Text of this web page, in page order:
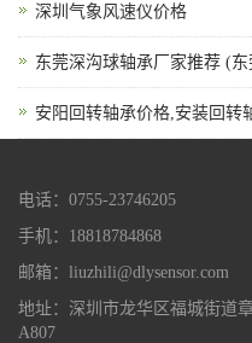
深圳气象风速仪价格
东莞深沟球轴承厂家推荐 (
安阳回转轴承价格,安装回转
电话：0755-23746205
手机：18818784868
邮箱：liuzhili@dlysensor.com
地址：深圳市龙华区福城街道
A807